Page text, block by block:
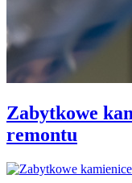
Zabytkowe
remontu